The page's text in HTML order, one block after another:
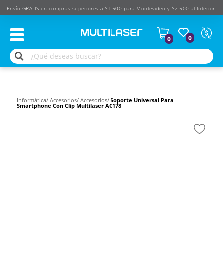
Envío GRATIS en compras superiores a $1.500 para Montevideo y $2.500 al Interior.
Según
$
0
0
Informática/ Accesorios/ Accesorios/ Soporte Universal Para
Smartphone Con Clip Multilaser AC178